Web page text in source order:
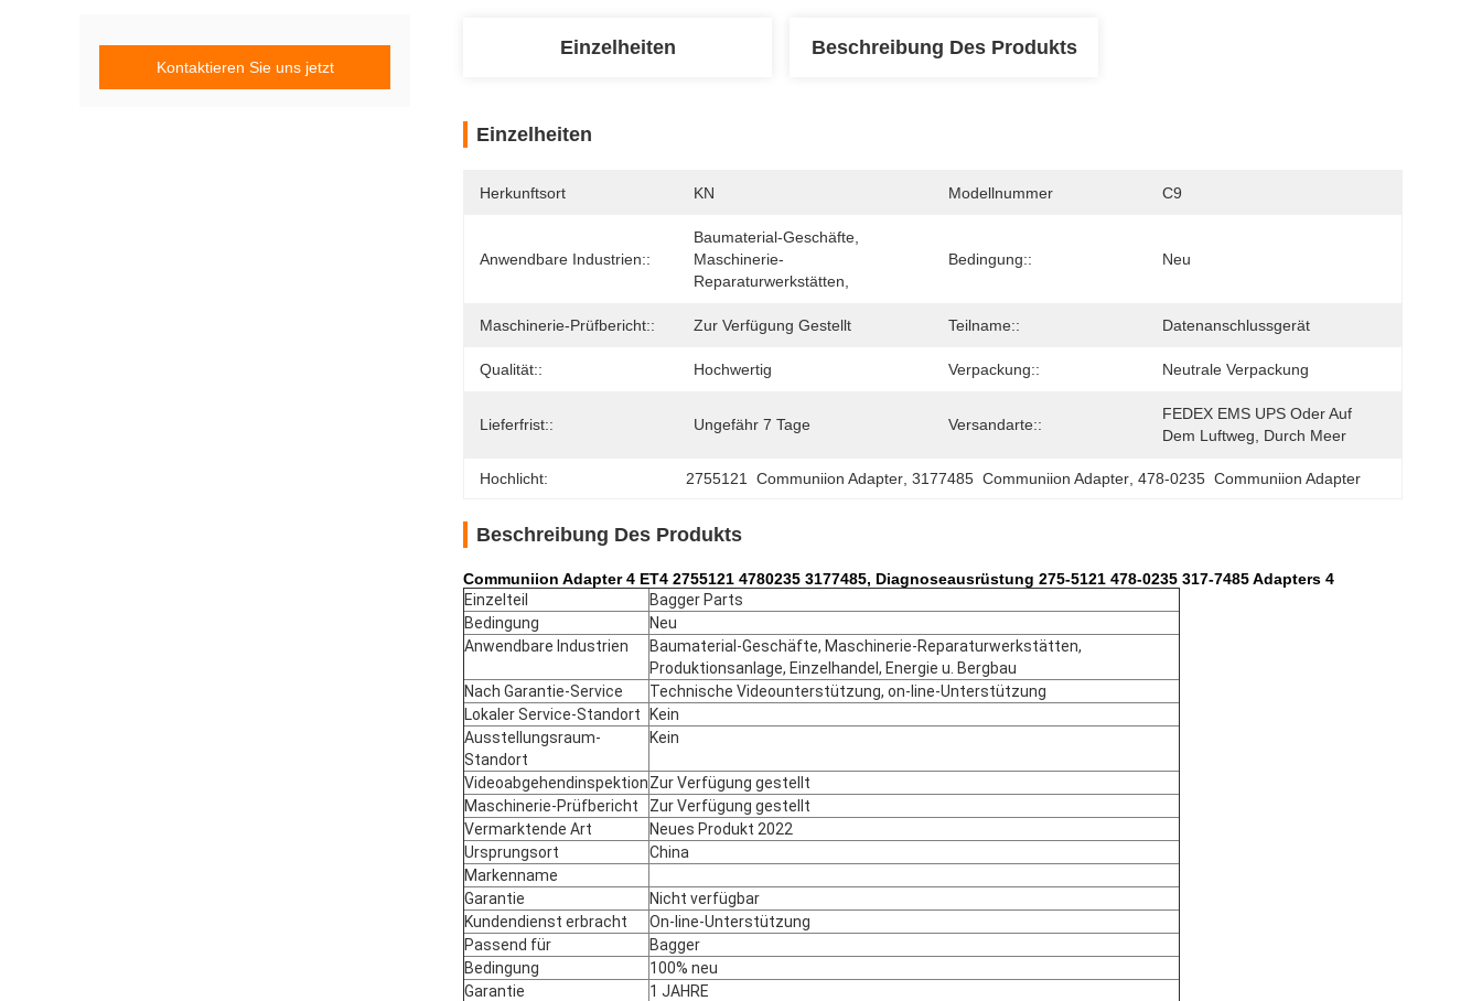
Kontaktieren Sie uns jetzt
Einzelheiten Beschreibung Des Produkts
Einzelheiten
Herkunftsort KN Modellnummer C9
Anwendbare Industrien::
Baumaterial-Geschäfte,
Maschinerie-
Reparaturwerkstätten,
Bedingung:: Neu
Maschinerie-Prüfbericht:: Zur Verfügung Gestellt Teilname:: Datenanschlussgerät
Qualität:: Hochwertig Verpackung:: Neutrale Verpackung
Lieferfrist:: Ungefähr 7 Tage Versandarte::
FEDEX EMS UPS Oder Auf
Dem Luftweg, Durch Meer
Hochlicht: 2755121  Communiion Adapter , 3177485  Communiion Adapter , 478-0235  Communiion Adapter
Beschreibung Des Produkts
Communiion Adapter 4 ET4 2755121 4780235 3177485, Diagnoseausrüstung 275-5121 478-0235 317-7485 Adapters 4
Einzelteil
Bagger Parts
Bedingung
Neu
Anwendbare Industrien
Baumaterial-Geschäfte, Maschinerie-Reparaturwerkstätten,
Produktionsanlage, Einzelhandel, Energie u. Bergbau
Nach Garantie-Service
Technische Videounterstützung, on-line-Unterstützung
Lokaler Service-Standort
Kein
Ausstellungsraum-
Standort
Kein
VideoabgehendinspektionZur Verfügung gestellt
Maschinerie-Prüfbericht
Zur Verfügung gestellt
Vermarktende Art
Neues Produkt 2022
Ursprungsort
China
Markenname
Garantie
Nicht verfügbar
Kundendienst erbracht
On-line-Unterstützung
Passend für
Bagger
Bedingung
100% neu
Garantie
1 JAHRE